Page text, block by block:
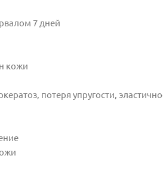
7 дней
кожи
потеря упругости,